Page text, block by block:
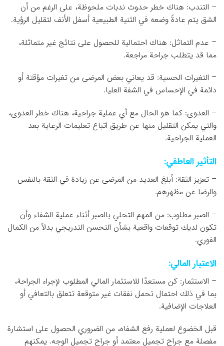
– التندب: هناك خطر حدوث ندبات ملحوظة، على الرغم من أن
الشق يتم عادةً وضعه في الثنية الطبيعية أسفل الأنف لتقليل الرؤية.
– عدم التماثل: هناك احتمالية للحصول على نتائج غير متماثلة،
مما قد يتطلب جراحة مراجعة.
– التغيرات الحسية: قد يعاني بعض المرضى من تغيرات مؤقتة أو
دائمة في الإحساس في الشفة العليا.
– العدوى: كما هو الحال مع أي عملية جراحية، هناك خطر العدوى،
والتي يمكن التقليل منها عن طريق اتباع تعليمات الرعاية بعد
العملية الجراحية.
التأثير العاطفي:
– تعزيز الثقة: أبلغ العديد من المرضى عن زيادة في الثقة بالنفس
والرضا عن مظهرهم.
– الصبر مطلوب: من المهم التحلي بالصبر أثناء عملية الشفاء وأن
تكون لديك توقعات واقعية بشأن التحسن التدريجي بدلاً من الكمال
الفوري.
الاعتبار المالي:
– الاستثمار: كن مستعدًا للاستثمار المالي المطلوب لإجراء الجراحة،
بما في ذلك احتمال تحمل نفقات غير متوقعة تتعلق بالتعافي أو
العلاجات الإضافية.
قبل الخضوع لعملية رفع الشفاه، من الضروري الحصول على استشارة
مفصلة مع جراح تجميل معتمد أو جراح تجميل الوجه. يمكنهم